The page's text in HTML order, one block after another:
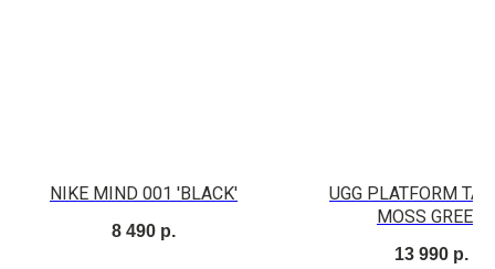
NIKE MIND 001 'BLACK'
8 490 р.
UGG PLATFORM
MOSS GREEN
13 990 р.